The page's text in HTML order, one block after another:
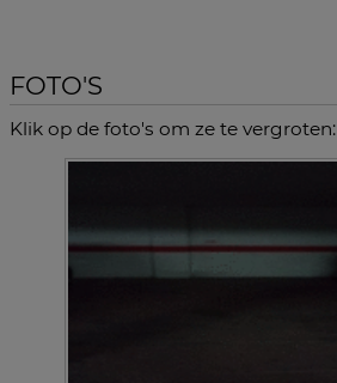
FOTO'S
Klik op de foto's om ze te vergroten: